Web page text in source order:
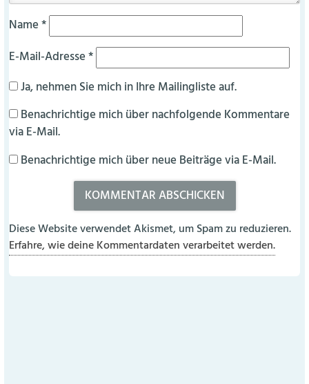
Name*
E-Mail-Adresse*
Ja, nehmen Sie mich in Ihre Mailingliste auf.
Benachrichtige mich über nachfolgende Kommentare
via E-Mail.
Benachrichtige mich über neue Beiträge via E-Mail.
Diese Website verwendet Akismet, um Spam zu reduzieren.
Erfahre, wie deine Kommentardaten verarbeitet werden.